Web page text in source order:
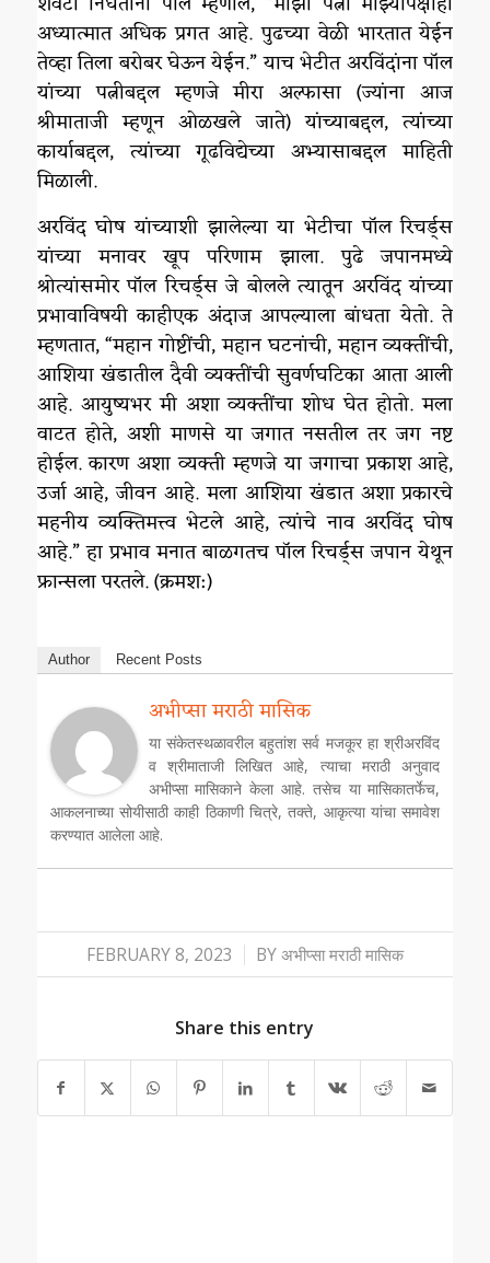
अध्यात्मात अधिक प्रगत आहे. पुढच्या वेळी भारतात येईन
तेव्हा तिला बरोबर घेऊन येईन.” याच भेटीत अरविंदांना पॉल
यांच्या पत्नीबद्दल म्हणजे मीरा अल्फासा (ज्यांना आज
श्रीमाताजी म्हणून ओळखले जाते) यांच्याबद्दल, त्यांच्या
कार्याबद्दल, त्यांच्या गूढविद्येच्या अभ्यासाबद्दल माहिती
मिळाली.
अरविंद घोष यांच्याशी झालेल्या या भेटीचा पॉल रिचर्ड्स
यांच्या मनावर खूप परिणाम झाला. पुढे जपानमध्ये
श्रोत्यांसमोर पॉल रिचर्ड्स जे बोलले त्यातून अरविंद यांच्या
प्रभावाविषयी काहीएक अंदाज आपल्याला बांधता येतो. ते
म्हणतात, “महान गोष्टींची, महान घटनांची, महान व्यक्तींची,
आशिया खंडातील दैवी व्यक्तींची सुवर्णघटिका आता आली
आहे. आयुष्यभर मी अशा व्यक्तींचा शोध घेत होतो. मला
वाटत होते, अशी माणसे या जगात नसतील तर जग नष्ट
होईल. कारण अशा व्यक्ती म्हणजे या जगाचा प्रकाश आहे,
उर्जा आहे, जीवन आहे. मला आशिया खंडात अशा प्रकारचे
महनीय व्यक्तिमत्त्व भेटले आहे, त्यांचे नाव अरविंद घोष
आहे.” हा प्रभाव मनात बाळगतच पॉल रिचर्ड्स जपान येथून
फ्रान्सला परतले. (क्रमश:)
Author Recent Posts
अभीप्सा मराठी मासिक
या संकेतस्थळावरील बहुतांश सर्व मजकूर हा श्रीअरविंद
व श्रीमाताजी लिखित आहे, त्याचा मराठी अनुवाद
अभीप्सा मासिकाने केला आहे. तसेच या मासिकातर्फेच,
आकलनाच्या सोयीसाठी काही ठिकाणी चित्रे, तक्ते, आकृत्या यांचा समावेश
करण्यात आलेला आहे.
FEBRUARY 8, 2023
/ BYअभीप्सा मराठी मासिक
Share this entry